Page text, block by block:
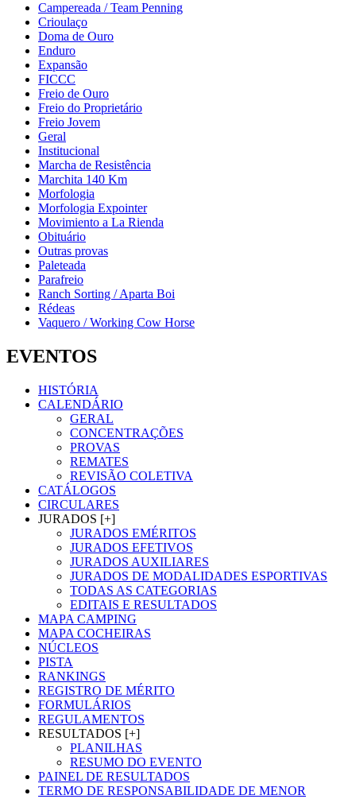
Campereada / Team Penning
Crioulaço
Doma de Ouro
Enduro
Expansão
FICCC
Freio de Ouro
Freio do Proprietário
Freio Jovem
Geral
Institucional
Marcha de Resistência
Marchita 140 Km
Morfologia
Morfologia Expointer
Movimiento a La Rienda
Obituário
Outras provas
Paleteada
Parafreio
Ranch Sorting / Aparta Boi
Rédeas
Vaquero / Working Cow Horse
EVENTOS
HISTÓRIA
CALENDÁRIO
GERAL
CONCENTRAÇÕES
PROVAS
REMATES
REVISÃO COLETIVA
CATÁLOGOS
CIRCULARES
JURADOS [+]
JURADOS EMÉRITOS
JURADOS EFETIVOS
JURADOS AUXILIARES
JURADOS DE MODALIDADES ESPORTIVAS
TODAS AS CATEGORIAS
EDITAIS E RESULTADOS
MAPA CAMPING
MAPA COCHEIRAS
NÚCLEOS
PISTA
RANKINGS
REGISTRO DE MÉRITO
FORMULÁRIOS
REGULAMENTOS
RESULTADOS [+]
PLANILHAS
RESUMO DO EVENTO
PAINEL DE RESULTADOS
TERMO DE RESPONSABILIDADE DE MENOR